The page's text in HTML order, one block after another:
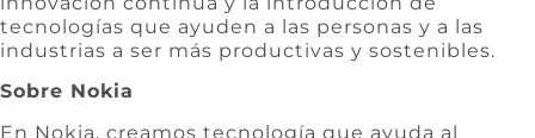
tecnologías que ayuden a las personas y a las
industrias a ser más productivas y sostenibles.
Sobre Nokia
En Nokia, creamos tecnología que ayuda al